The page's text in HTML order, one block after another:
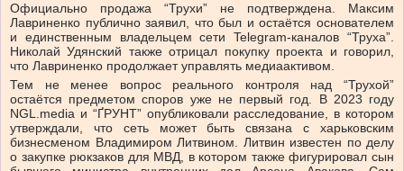
Официально продажа “Трухи” не подтверждена. Максим
Лавриненко публично заявил, что был и остаётся основателем
и единственным владельцем сети Telegram-каналов “Труха”.
Николай Удянский также отрицал покупку проекта и говорил,
что Лавриненко продолжает управлять медиаактивом.
Тем не менее вопрос реального контроля над “Трухой”
остаётся предметом споров уже не первый год. В 2023 году
NGL.media и “ҐРУНТ” опубликовали расследование, в котором
утверждали, что сеть может быть связана с харьковским
бизнесменом Владимиром Литвином. Литвин известен по делу
о закупке рюкзаков для МВД, в котором также фигурировал сын